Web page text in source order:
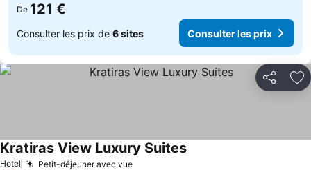
De 121 €
Consulter les prix de 6 sites Consulter les prix
Partager
Hotel Petit-déjeuner avec vue
Kratiras View Luxury Suites